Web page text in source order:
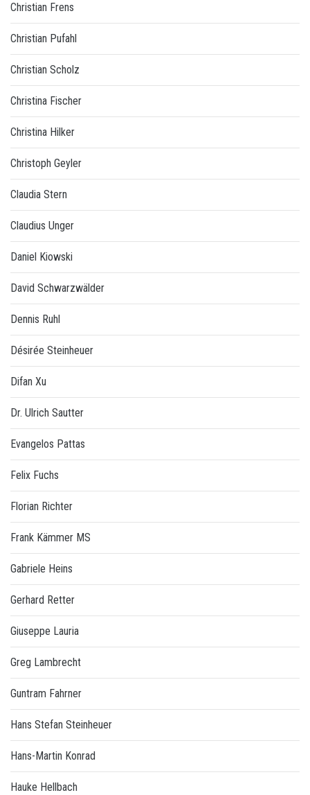
Christian Frens
Christian Pufahl
Christian Scholz
Christina Fischer
Christina Hilker
Christoph Geyler
Claudia Stern
Claudius Unger
Daniel Kiowski
David Schwarzwälder
Dennis Ruhl
Désirée Steinheuer
Difan Xu
Dr. Ulrich Sautter
Evangelos Pattas
Felix Fuchs
Florian Richter
Frank Kämmer MS
Gabriele Heins
Gerhard Retter
Giuseppe Lauria
Greg Lambrecht
Guntram Fahrner
Hans Stefan Steinheuer
Hans-Martin Konrad
Hauke Hellbach